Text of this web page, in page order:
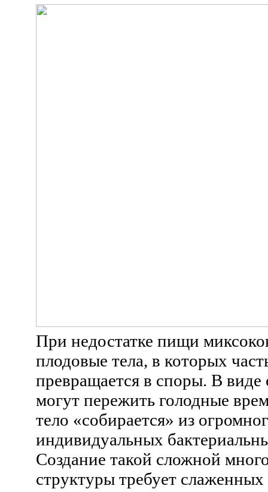
При недостатке пищи
плодовые тела, в которых
превращается в споры. В
могут пережить голодные
тело «собирается» из
индивидуальных
Создание такой сложной
структуры требует